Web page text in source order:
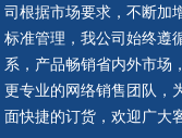
网架钢铰
司根据市场要求，不断加
标准管理，我公司始终遵
系，产品畅销省内外市场
更专业的网络销售团队，
面快捷的订货，欢迎广大